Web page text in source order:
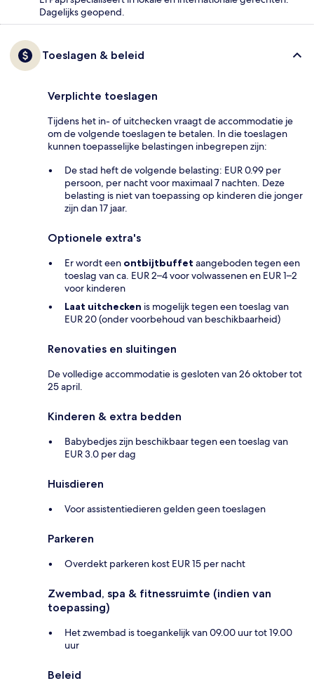
Dagelijks geopend.
Toeslagen & beleid
Verplichte toeslagen
Tijdens het in- of uitchecken vraagt de accommodatie je
om de volgende toeslagen te betalen. In die toeslagen
kunnen toepasselijke belastingen inbegrepen zijn:
De stad heft de volgende belasting: EUR 0.99 per
persoon, per nacht voor maximaal 7 nachten. Deze
belasting is niet van toepassing op kinderen die jonger
zijn dan 17 jaar.
Optionele extra's
Er wordt een ontbijtbuffet aangeboden tegen een
toeslag van ca. EUR 2–4 voor volwassenen en EUR 1–2
voor kinderen
Laat uitchecken is mogelijk tegen een toeslag van
EUR 20 (onder voorbehoud van beschikbaarheid)
Renovaties en sluitingen
De volledige accommodatie is gesloten van 26 oktober tot
25 april.
Kinderen & extra bedden
Babybedjes zijn beschikbaar tegen een toeslag van
EUR 3.0 per dag
Huisdieren
Voor assistentiedieren gelden geen toeslagen
Parkeren
Overdekt parkeren kost EUR 15 per nacht
Zwembad, spa & fitnessruimte (indien van
toepassing)
Het zwembad is toegankelijk van 09.00 uur tot 19.00
uur
Beleid